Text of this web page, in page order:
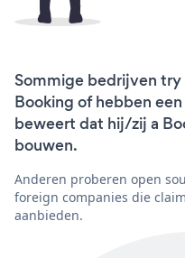
Sommige bedrijven
Booking of hebben
beweert dat hij/zij a
bouwen.
Anderen proberen open
foreign companies die
aanbieden.